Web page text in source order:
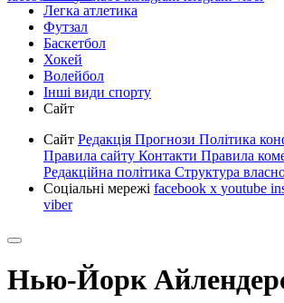
Легка атлетика
Футзал
Баскетбол
Хокей
Волейбол
Інші види спорту
Сайт
Сайт Редакція Прогнози Політика
Правила сайту Контакти Правила
Редакційна політика Структура
Соціальні мережі facebook x youtube
viber
Нью-Йорк